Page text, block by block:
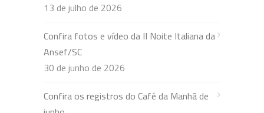
13 de julho de 2026
Confira fotos e vídeo da II Noite Italiana da
Ansef/SC
30 de junho de 2026
Confira os registros do Café da Manhã de